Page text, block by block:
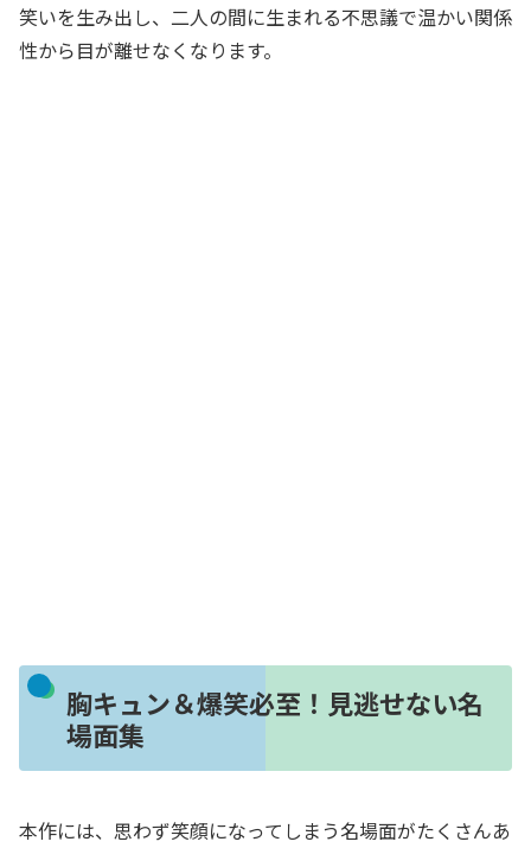
笑いを生み出し、二人の間に生まれる不思議で温かい関係
性から目が離せなくなります。
胸キュン＆爆笑必至！見逃せない名
場面集
本作には、思わず笑顔になってしまう名場面がたくさんあ